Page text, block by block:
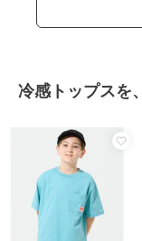
冷感トップスを